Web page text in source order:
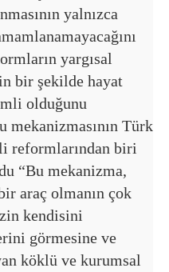
yalnızca
yargısal
bir şekilde hayat
olduğunu
mekanizmasının Türk
reformlarından biri
“Bu mekanizma,
araç olmanın çok
kendisini
görmesine ve
köklü ve kurumsal